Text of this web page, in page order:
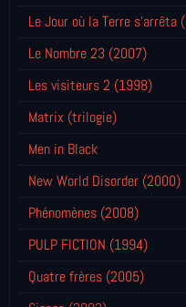
Le Jour où la Terre s'arrêta (
Le Nombre 23 (2007)
Les visiteurs 2 (1998)
Matrix (trilogie)
Men in Black
New World Disorder (2000)
Phénomènes (2008)
PULP FICTION (1994)
Quatre frères (2005)